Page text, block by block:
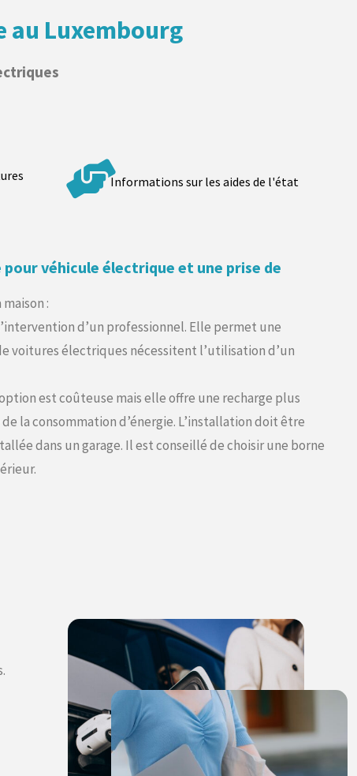
au Luxembourg
Informations sur les aides de l'état
véhicule électrique et une prise de
:
d’un professionnel. Elle permet une
voitures électriques nécessitent l’utilisation d’un
est coûteuse mais elle offre une recharge plus
la consommation d’énergie. L’installation doit être
dans un garage. Il est conseillé de choisir une borne